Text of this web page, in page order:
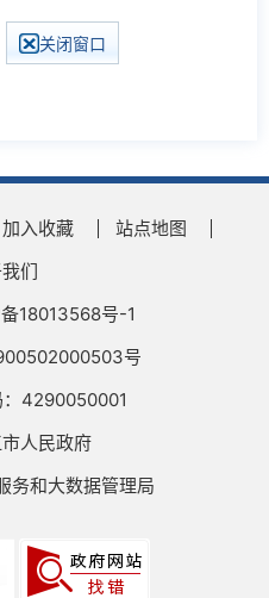
关闭窗口
加入收藏
站点地图
们
18013568号-1
号
4290050001
人民政府
务和大数据管理局